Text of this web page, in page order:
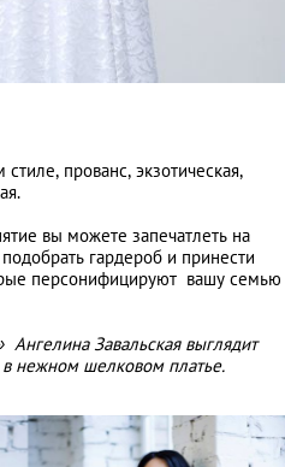
прованс, экзотическая,
вы можете запечатлеть на
гардероб и принести
персонифицируют вашу семью
Завальская выглядит
нежном шелковом платье.